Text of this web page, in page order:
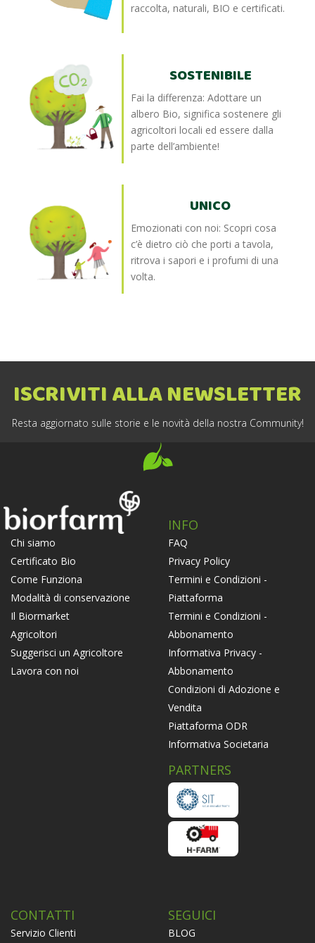
raccolta, naturali, BIO e certificati.
SOSTENIBILE
Fai la differenza: Adottare un
albero Bio, significa sostenere gli
agricoltori locali ed essere dalla
parte dell’ambiente!
UNICO
Emozionati con noi: Scopri cosa
c’è dietro ciò che porti a tavola,
ritrova i sapori e i profumi di una
volta.
ISCRIVITI ALLA NEWSLETTER
Resta aggiornato sulle storie e le novità della nostra Community!
Chi siamo
Certificato Bio
Come Funziona
Modalità di conservazione
Il Biormarket
Agricoltori
Suggerisci un Agricoltore
Lavora con noi
INFO
FAQ
Privacy Policy
Termini e Condizioni -
Piattaforma
Termini e Condizioni -
Abbonamento
Informativa Privacy -
Abbonamento
Condizioni di Adozione e
Vendita
Piattaforma ODR
Informativa Societaria
PARTNERS
CONTATTI
Servizio Clienti
SEGUICI
BLOG